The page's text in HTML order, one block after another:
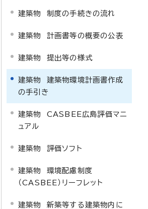
建築物 制度の手続きの流れ
建築物 計画書等の概要の公表
建築物 提出等の様式
建築物 建築物環境計画書作成
の手引き
建築物 CASBEE広島評価マニ
ュアル
建築物 評価ソフト
建築物 環境配慮制度
（CASBEE）リーフレット
建築物 新築等する建築物内に